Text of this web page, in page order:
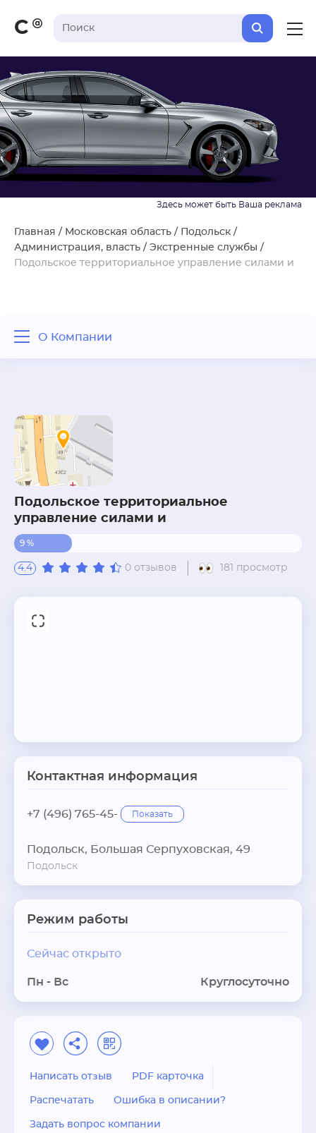
С
Главная / Московская область / Подольск /
Администрация, власть / Экстренные службы /
Подольское территориальное управление силами и
О Компании
Похожие рядом
Подольское территориальное
управление силами и
9 %
4.4 0 отзывов 181 просмотр
Контактная информация
+7 (496) 765-45- Показать
Подольск, Большая Серпуховская, 49
Подольск
Режим работы
Сейчас открыто
Пн - Вс Круглосуточно
Написать отзыв PDF карточка
Распечатать Ошибка в описании?
Задать вопрос компании